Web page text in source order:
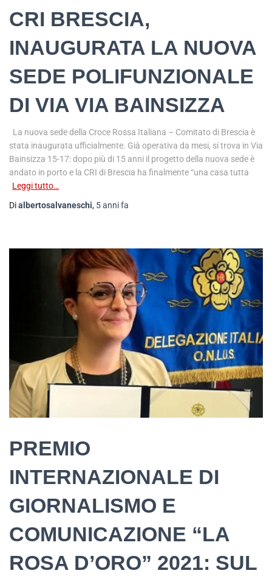
CRI BRESCIA,
INAUGURATA LA NUOVA
SEDE POLIFUNZIONALE
DI VIA VIA BAINSIZZA
La nuova sede della Croce Rossa Italiana – Comitato di Brescia è
stata inaugurata ufficialmente. Già operativa da mesi, si trova in Via
Bainsizza 15-17: dopo più di 15 anni il progetto della nuova sede è
andato in porto e la CRI di Brescia ha finalmente “una casa tutta
Leggi tutto…
Dialbertosalvaneschi, 5 annifa
PREMIO
INTERNAZIONALE DI
GIORNALISMO E
COMUNICAZIONE “LA
ROSA D’ORO” 2021: SUL